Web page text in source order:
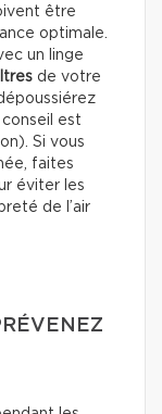
être
optimale.
un linge
de votre
est
Si vous
faites
éviter les
de l’air